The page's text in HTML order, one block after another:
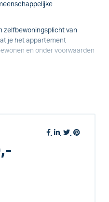
zelfbewoningsplicht van
je het appartement
en onder voorwaarden